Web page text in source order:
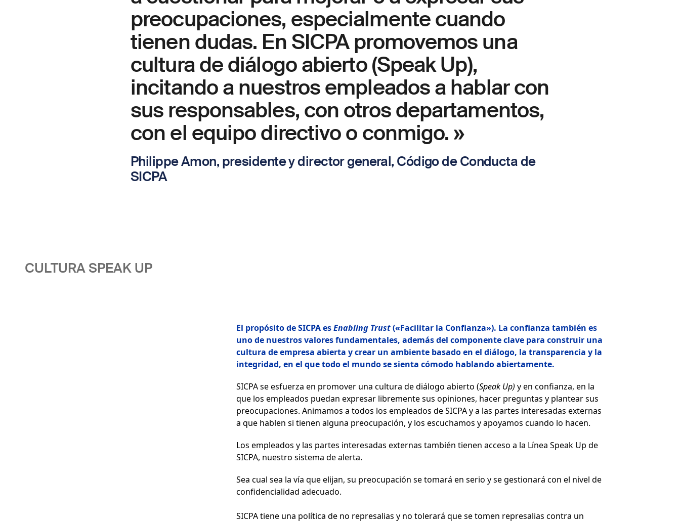
preocupaciones, especialmente cuando
tienen dudas. En SICPA promovemos una
cultura de diálogo abierto (Speak Up),
incitando a nuestros empleados a hablar con
sus responsables, con otros departamentos,
con el equipo directivo o conmigo. »
Philippe Amon, presidente y director general, Código de Conducta de
SICPA
CULTURA SPEAK UP
El propósito de SICPA esEnabling Trust(«Facilitar la Confianza»). La confianza también es
uno de nuestros valores fundamentales, además del componente clave para construir una
cultura de empresa abierta y crear un ambiente basado en el diálogo, la transparencia y la
integridad, en el que todo el mundo se sienta cómodo hablando abiertamente.
SICPA se esfuerza en promover una cultura de diálogo abierto (Speak Up) y en confianza, en la
que los empleados puedan expresar libremente sus opiniones, hacer preguntas y plantear sus
preocupaciones. Animamos a todos los empleados de SICPA y a las partes interesadas externas
a que hablen si tienen alguna preocupación, y los escuchamos y apoyamos cuando lo hacen.
Los empleados y las partes interesadas externas también tienen acceso a la Línea Speak Up de
SICPA, nuestro sistema de alerta.
Sea cual sea la vía que elijan, su preocupación se tomará en serio y se gestionará con el nivel de
confidencialidad adecuado.
SICPA tiene una política de no represalias y no tolerará que se tomen represalias contra un